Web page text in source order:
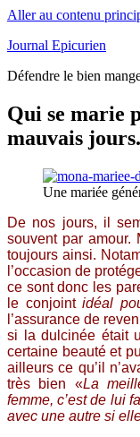
Aller au contenu
Journal Epicurien
Défendre le bien
Qui se marie
mauvais jours.
Une mariée
De nos jours, il
souvent par amour.
toujours ainsi.
l’occasion de
ce sont donc les
le conjointidéal
l’assurance de
si la dulcinée était
certaine beauté et
ailleurs ce qu’il
très bien «La
femme, c’est de lui
avec une autre si